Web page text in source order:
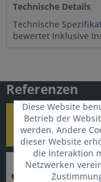
Technische Details
Technische
bewertet Inklusive
Referenzen
Diese Website
Betrieb der
werden. Andere
dieser Website
die Interaktion
Netzwerken